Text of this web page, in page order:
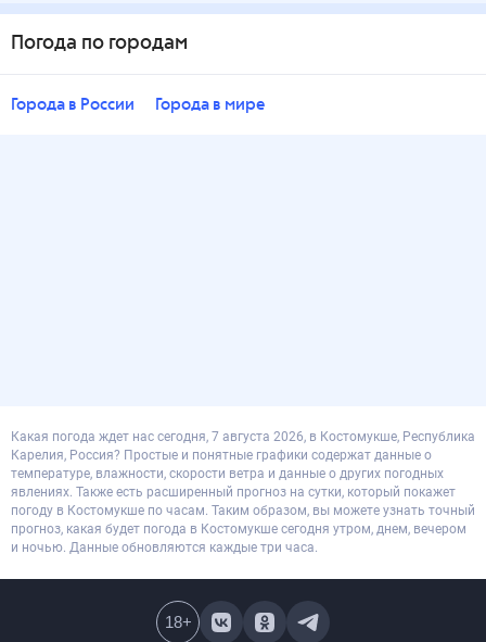
Погода по городам
Города в России Города в мире
Какая погода ждет нас сегодня, 7 августа 2026, в Костомукше, Республика
Карелия, Россия? Простые и понятные графики содержат данные о
температуре, влажности, скорости ветра и данные о других погодных
явлениях. Также есть расширенный прогноз на сутки, который покажет
погоду в Костомукше по часам. Таким образом, вы можете узнать точный
прогноз, какая будет погода в Костомукше сегодня утром, днем, вечером
и ночью. Данные обновляются каждые три часа.
18+